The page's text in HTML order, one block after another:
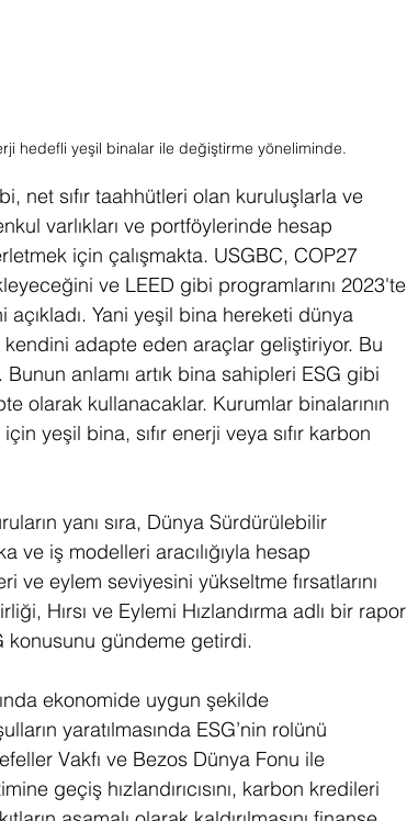
hedefli yeşil binalar ile değiştirme yöneliminde.
net sıfır taahhütleri olan kuruluşlarla ve
varlıkları ve portföylerinde hesap
için çalışmakta. USGBC, COP27
ve LEED gibi programlarını 2023'te
Yani yeşil bina hereketi dünya
adapte eden araçlar geliştiriyor. Bu
anlamı artık bina sahipleri ESG gibi
olarak kullanacaklar. Kurumlar binalarının
yeşil bina, sıfır enerji veya sıfır karbon
yanı sıra, Dünya Sürdürülebilir
ve iş modelleri aracılığıyla hesap
ve eylem seviyesini yükseltme fırsatlarını
Hırsı ve Eylemi Hızlandırma adlı bir rapor
konusunu gündeme getirdi.
ekonomide uygun şekilde
yaratılmasında ESG’nin rolünü
Vakfı ve Bezos Dünya Fonu ile
geçiş hızlandırıcısını, karbon kredileri